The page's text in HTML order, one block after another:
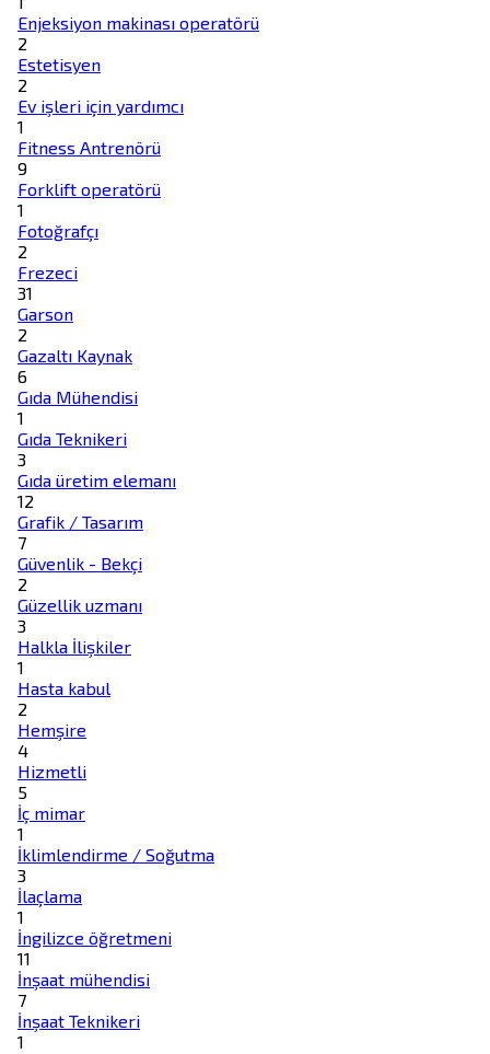
Enjeksiyon makinası operatörü
2
Estetisyen
2
Ev işleri için yardımcı
1
Fitness Antrenörü
9
Forklift operatörü
1
Fotoğrafçı
2
Frezeci
31
Garson
2
Gazaltı Kaynak
6
Gıda Mühendisi
1
Gıda Teknikeri
3
Gıda üretim elemanı
12
Grafik / Tasarım
7
Güvenlik - Bekçi
2
Güzellik uzmanı
3
Halkla İlişkiler
1
Hasta kabul
2
Hemşire
4
Hizmetli
5
İç mimar
1
İklimlendirme / Soğutma
3
İlaçlama
1
İngilizce öğretmeni
11
İnşaat mühendisi
7
İnşaat Teknikeri
1